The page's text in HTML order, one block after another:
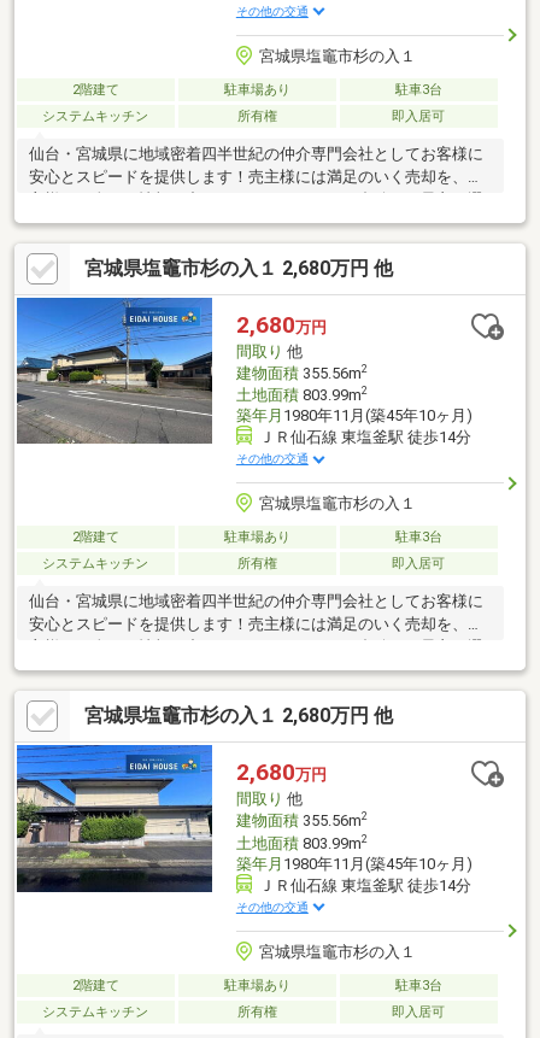
その他の交通
宮城県塩竈市杉の入１
2階建て 駐車場あり
駐車3台
システムキッチン
所有権 即入居可
仙台・宮城県に地域密着四半世紀の仲介専門会社としてお客様に
安心とスピードを提供します！売主様には満足のいく売却を、買
択をご提案させて頂きます！
宮城県塩竈市杉の入１ 2,680万円 他
2,680万円
間取り 他
建物面積355.56m2
土地面積803.99m2
築年月 1980年11月(築45年10ヶ月)
ＪＲ仙石線 東塩釜駅 徒歩14分
その他の交通
宮城県塩竈市杉の入１
2階建て 駐車場あり
駐車3台
システムキッチン
所有権 即入居可
仙台・宮城県に地域密着四半世紀の仲介専門会社としてお客様に
安心とスピードを提供します！売主様には満足のいく売却を、買
択をご提案させて頂きます！
宮城県塩竈市杉の入１ 2,680万円 他
2,680万円
間取り 他
建物面積355.56m2
土地面積803.99m2
築年月 1980年11月(築45年10ヶ月)
ＪＲ仙石線 東塩釜駅 徒歩14分
その他の交通
宮城県塩竈市杉の入１
2階建て 駐車場あり
駐車3台
システムキッチン
所有権 即入居可